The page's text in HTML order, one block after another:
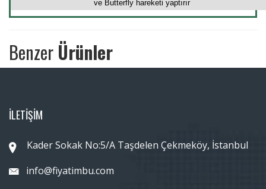
ve Butterfly hareketi yaptırır
Benzer Ürünler
İLETİŞİM
Kader Sokak No:5/A Taşdelen Çekmeköy, İstanbul
info@fiyatimbu.com